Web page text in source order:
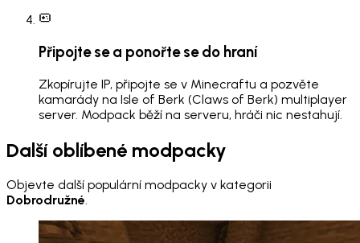
Připojte se a ponořte se do hraní
Zkopírujte IP, připojte se v Minecraftu a pozvěte
kamarády na Isle of Berk (Claws of Berk) multiplayer
server. Modpack běží na serveru, hráči nic nestahují.
Další oblíbené modpacky
Objevte další populární modpacky v kategorii
Dobrodružné.